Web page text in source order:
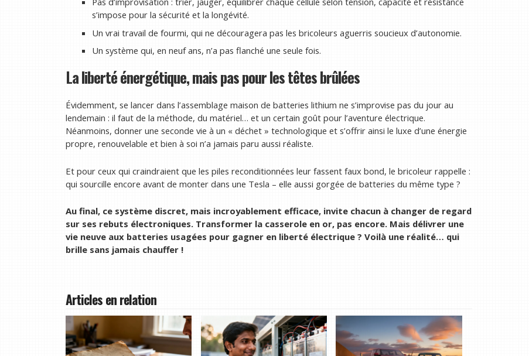
s’impose pour la sécurité et la longévité.
Un vrai travail de fourmi, qui ne découragera pas les bricoleurs aguerris soucieux d’autonomie.
Un système qui, en neuf ans, n’a pas flanché une seule fois.
La liberté énergétique, mais pas pour les têtes brûlées
Évidemment, se lancer dans l’assemblage maison de batteries lithium ne s’improvise pas du jour au
lendemain : il faut de la méthode, du matériel… et un certain goût pour l’aventure électrique.
Néanmoins, donner une seconde vie à un « déchet » technologique et s’offrir ainsi le luxe d’une énergie
propre, renouvelable et bien à soi n’a jamais paru aussi réaliste.
Et pour ceux qui craindraient que les piles reconditionnées leur fassent faux bond, le bricoleur rappelle :
qui sourcille encore avant de monter dans une Tesla – elle aussi gorgée de batteries du même type ?
Au final, ce système discret, mais incroyablement efficace, invite chacun à changer de regard
sur ses rebuts électroniques. Transformer la casserole en or, pas encore. Mais délivrer une
vie neuve aux batteries usagées pour gagner en liberté électrique ? Voilà une réalité… qui
brille sans jamais chauffer !
Articles en relation